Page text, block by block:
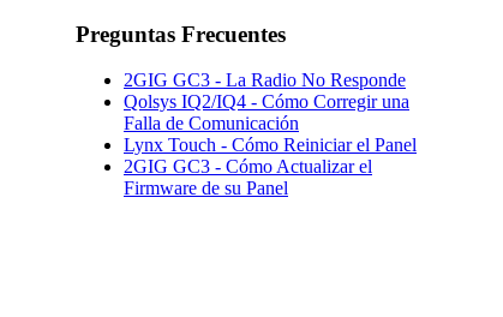
Preguntas Frecuentes
2GIG GC3 - La Radio No Responde
Qolsys IQ2/IQ4 - Cómo Corregir una
Falla de Comunicación
Lynx Touch - Cómo Reiniciar el Panel
2GIG GC3 - Cómo Actualizar el
Firmware de su Panel